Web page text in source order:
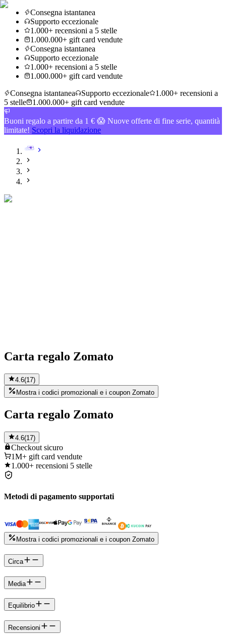
Consegna istantanea
Supporto eccezionale
1.000+ recensioni a 5 stelle
1.000.000+ gift card vendute
Consegna istantanea
Supporto eccezionale
1.000+ recensioni a 5 stelle
1.000.000+ gift card vendute
Consegna istantanea
Supporto eccezionale
1.000+ recensioni a
5 stelle
1.000.000+ gift card vendute
Buoni regalo a partire da 1 € 😱 Nuove offerte di fine serie, quantità
limitate! Scopri la liquidazione
Carta regalo Zomato
4.6(17)
Mostra i codici promozionali e i coupon Zomato
Carta regalo Zomato
4.6(17)
Checkout sicuro
1M+ gift card vendute
1.000+ recensioni 5 stelle
Metodi di pagamento supportati
Mostra i codici promozionali e i coupon Zomato
Circa
Media
Equilibrio
Recensioni